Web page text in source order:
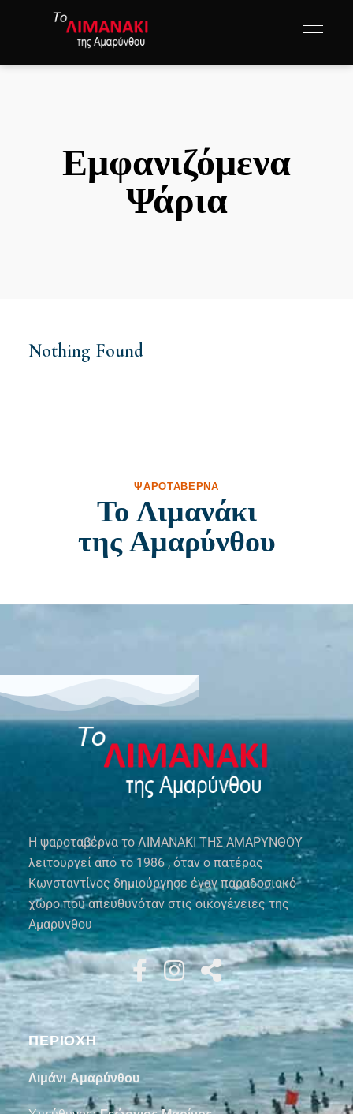
Εμφανιζόμενα
Ψάρια
Nothing Found
ΨΑΡΟΤΑΒΈΡΝΑ
Το Λιμανάκι
της Αμαρύνθου
Η ψαροταβέρνα το ΛΙΜΑΝΑΚΙ ΤΗΣ ΑΜΑΡΥΝΘΟΥ
λειτουργεί από το 1986 , όταν ο πατέρας
Κωνσταντίνος δημιούργησε έναν παραδοσιακό
χώρο που απευθυνόταν στις οικογένειες της
Αμαρύνθου
ΠΕΡΙΟΧΗ
Λιμάνι Αμαρύνθου